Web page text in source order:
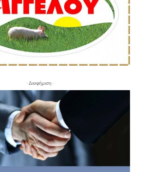
- Διαφήμιση -